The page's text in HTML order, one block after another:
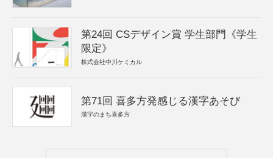
第24回 CSデザイン賞 学生部門《学生
限定》
株式会社中川ケミカル
第71回 喜多方発感じる漢字あそび
漢字のまち喜多方